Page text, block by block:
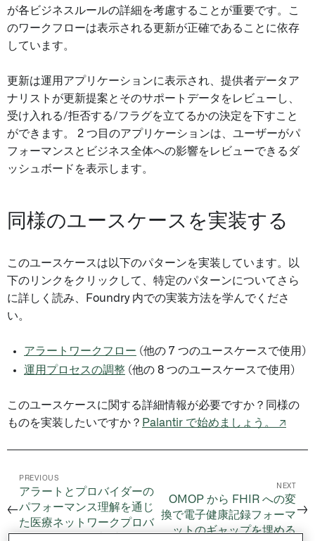
が各ビジネスルールの詳細を考慮することが重要です。こ
のワークフローは表示される更新が正確であることに依存
しています。
更新は運用アプリケーションに表示され、提供者データア
ナリストが更新提案とそのサポートデータをレビューし、
受け入れる/拒否する/フラグを立てるかの決定を下すこと
ができます。 2 つ目のアプリケーションは、ユーザーがパ
フォーマンスとビジネス全体への影響をレビューできるダ
ッシュボードを表示します。
同様のユースケースを実装する
このユースケースは以下のパターンを実装しています。以
下のリンクをクリックして、特定のパターンについてさら
に詳しく読み、Foundry 内での実装方法を学んでくださ
い。
アラートワークフロー (他の 7 つのユースケースで使用)
運用プロセスの調整 (他の 8 つのユースケースで使用)
このユースケースに関する詳細情報が必要ですか？同様の
ものを実装したいですか？ Palantir で始めましょう。 ↗
←
PREVIOUS
アラートとプロバイダーの
パフォーマンス理解を通じ
た医療ネットワークプロバ
NEXT
OMOP から FHIR への変
換で電子健康記録フォーマ
ットのギャップを埋める
→